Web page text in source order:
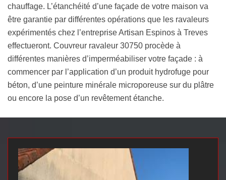
chauffage. L’étanchéité d’une façade de votre maison va
être garantie par différentes opérations que les ravaleurs
expérimentés chez l’entreprise Artisan Espinos à Treves
effectueront. Couvreur ravaleur 30750 procède à
différentes manières d’imperméabiliser votre façade : à
commencer par l’application d’un produit hydrofuge pour
béton, d’une peinture minérale microporeuse sur du plâtre
ou encore la pose d’un revêtement étanche.